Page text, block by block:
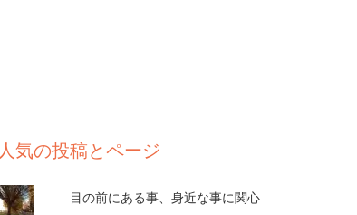
人気の投稿とページ
目の前にある事、身近な事に関心